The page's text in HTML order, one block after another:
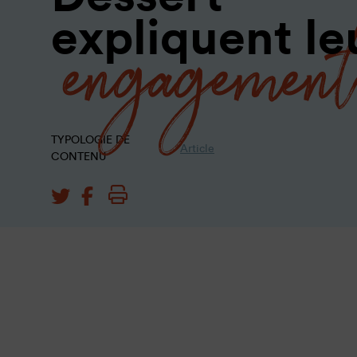
expliquent
engagement
TYPOLOGIE DE
CONTENU
Article